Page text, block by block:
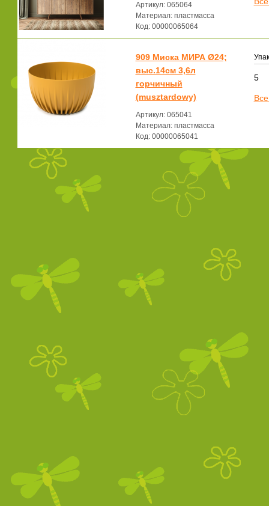
Артикул: 065064
Материал: пластмасса
Код: 00000065064
909 Миска МИРА Ø24;
выс.14см 3,6л
горчичный
(musztardowy)
Артикул: 065041
Материал: пластмасса
Код: 00000065041
5